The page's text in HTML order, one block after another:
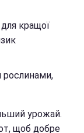
кращої
рослинами,
урожай.
щоб добре